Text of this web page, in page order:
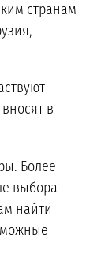
странам
в
Более
выбора
найти